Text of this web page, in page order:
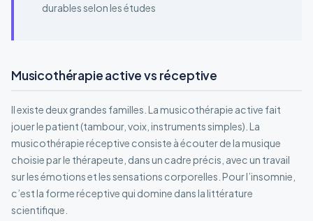
durables selon les études
Musicothérapie active vs réceptive
Il existe deux grandes familles. La musicothérapie active fait
jouer le patient (tambour, voix, instruments simples). La
musicothérapie réceptive consiste à écouter de la musique
choisie par le thérapeute, dans un cadre précis, avec un travail
sur les émotions et les sensations corporelles. Pour l’insomnie,
c’est la forme réceptive qui domine dans la littérature
scientifique.